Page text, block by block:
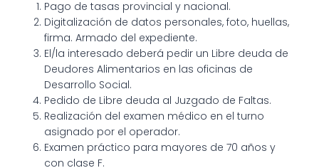
Pago de tasas provincial y nacional.
Digitalización de datos personales, foto, huellas,
firma. Armado del expediente.
El/la interesado deberá pedir un Libre deuda de
Deudores Alimentarios en las oficinas de
Desarrollo Social.
Pedido de Libre deuda al Juzgado de Faltas.
Realización del examen médico en el turno
asignado por el operador.
Examen práctico para mayores de 70 años y
con clase F.